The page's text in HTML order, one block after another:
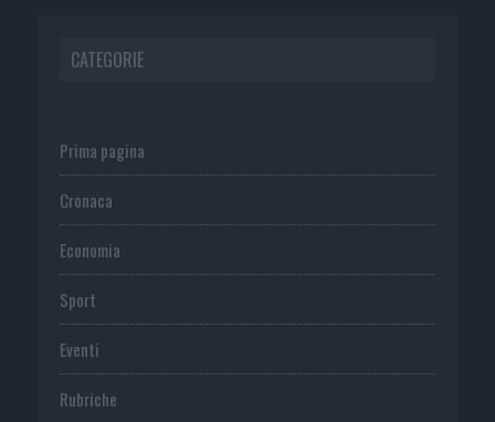
CATEGORIE
Prima pagina
Cronaca
Economia
Sport
Eventi
Rubriche